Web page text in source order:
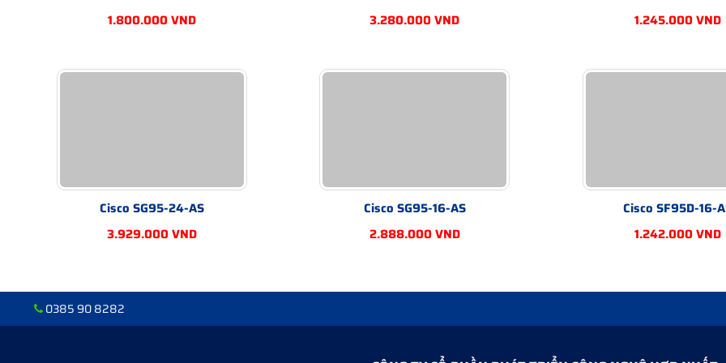
1.800.000 VND
3.280.000 VND
1.245.000 VND
Cisco SG95-24-AS
3.929.000 VND
Cisco SG95-16-AS
2.888.000 VND
Cisco SF95D-16-
1.242.000 VND
0385 90 8282